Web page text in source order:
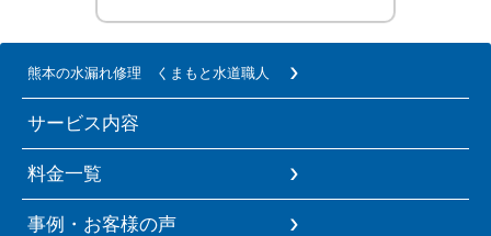
熊本の水漏れ修理 くまもと水道職人
サービス内容
料金一覧
事例・お客様の声